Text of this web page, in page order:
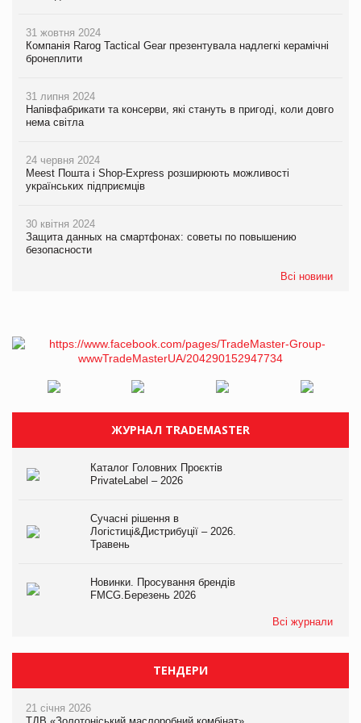
31 жовтня 2024
Компанія Rarog Tactical Gear презентувала надлегкі керамічні
бронеплити
31 липня 2024
Напівфабрикати та консерви, які стануть в пригоді, коли довго
нема світла
24 червня 2024
Meest Пошта і Shop-Express розширюють можливості
українських підприємців
30 квітня 2024
Защита данных на смартфонах: советы по повышению
безопасности
Всі новини
ЖУРНАЛ TRADEMASTER
Каталог Головних Проєктів
PrivateLabel – 2026
Сучасні рішення в
Логістиці&Дистрибуції – 2026.
Травень
Новинки. Просування брендів
FMCG.Березень 2026
Всі журнали
ТЕНДЕРИ
21 січня 2026